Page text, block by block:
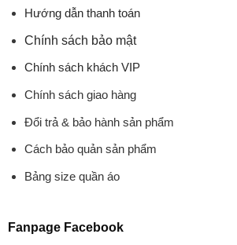
Hướng dẫn thanh toán
Chính sách bảo mật
Chính sách khách VIP
Chính sách giao hàng
Đổi trả & bảo hành sản phẩm
Cách bảo quản sản phẩm
Bảng size quần áo
Fanpage Facebook